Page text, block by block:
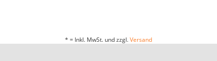
* = Inkl. MwSt. und zzgl.Versand